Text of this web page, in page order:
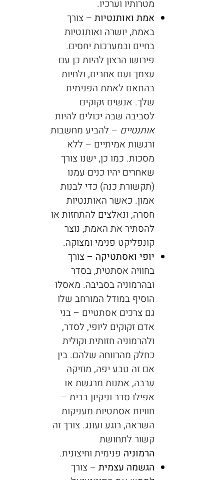
מטרותיו וערכיו.
אמת ואותנטיות– צורך
באמת, יושרה ואותנטיות
בחיים ובמערכות יחסים.
פירושו הרצון להיות כן עם
עצמך ועם אחרים, ולחיות
בהתאם לאמת הפנימית
שלך. אנשים זקוקים
לסביבה שבה יכולים להיות
אותנטיים– להביע מחשבות
ורגשות אמיתיים – ללא
מסכות. כמו כן, ישנו צורך
שאחרים יהיו כנים עמנו
(תקשורת כנה) כדי לבנות
אמון. כאשר האותנטיות
חסרה, ונאלצים להתחזות או
להסתיר את האמת, נוצר
קונפליקט פנימי ומצוקה.
יופי ואסתטיקה– צורך
בחוויה אסתטית, בסדר
ובהרמוניה בסביבה. מאסלו
הוסיף במודל המורחב שלו
גם צרכים אסתטיים – בני
אדם זקוקים ליופי, לסדר,
ולהרמוניה חזותית וקולית
כחלק מהרווחה שלהם. בין
אם זה טבע יפה, מוזיקה
ערבה, אמנות מרגשת או
אפילו סדר וניקיון בבית –
חוויות אסתטיות מעניקות
השראה, רוגע ועונג. צורך זה
קשור לתחושת
הרמוניהפנימית וחיצונית.
הגשמה עצמית– צורך